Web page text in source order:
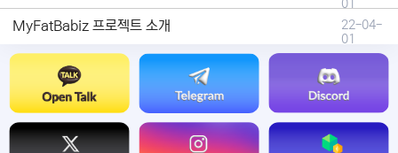
01
MyFatBabiz 프로젝트 소개
22-04-
01